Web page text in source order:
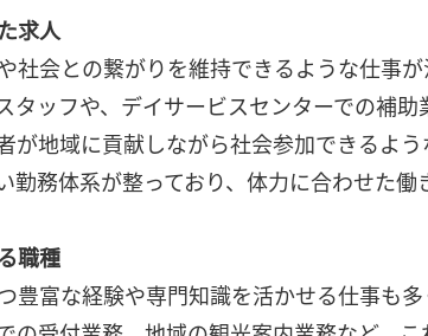
求人
社会との繋がりを維持できるような仕事
タッフや、デイサービスセンターでの補助
が地域に貢献しながら社会参加できるよ
務体系が整っており、体力に合わせた働
職種
豊富な経験や専門知識を活かせる仕事も多